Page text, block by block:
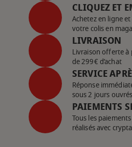
CLIQUEZ ET
Achetez en ligne
votre colis en
LIVRAISON
Livraison offerte à
de 299€ d’achat
SERVICE
Réponse
sous 2 jours ouvrés
PAIEMENTS
Tous les
réalisés avec